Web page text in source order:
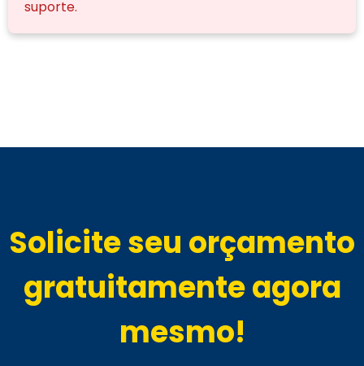
suporte.
Solicite seu orçamento
gratuitamente agora
mesmo!